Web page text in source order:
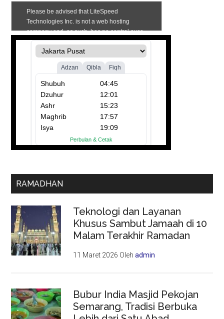
RAMADHAN
Teknologi dan Layanan
Khusus Sambut Jamaah di 10
Malam Terakhir Ramadan
11 Maret 2026 Olehadmin
Bubur India Masjid Pekojan
Semarang, Tradisi Berbuka